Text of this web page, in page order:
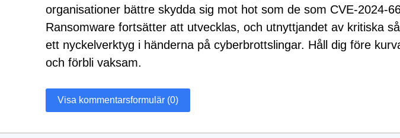
organisationer bättre skydda sig mot hot som de som CVE-2024-
Ransomware fortsätter att utvecklas, och utnyttjandet av kritiska
ett nyckelverktyg i händerna på cyberbrottslingar. Håll dig före
och förbli vaksam.
Visa kommentarsformulär (0)